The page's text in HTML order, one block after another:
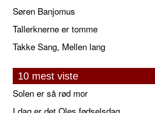
Søren Banjomus
Tallerknerne er tomme
Takke Sang, Mellen lang
10 mest viste
Solen er så rød mor